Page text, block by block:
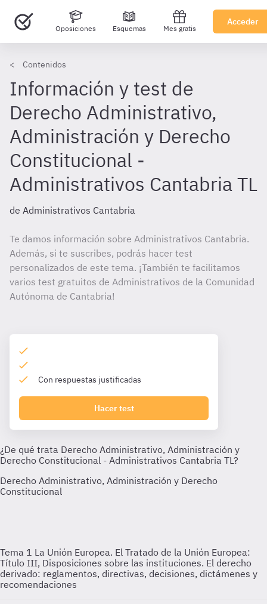
Oposiciones Esquemas Mes gratis
Acceder
Contenidos
Información y test de
Derecho Administrativo,
Administración y Derecho
Constitucional -
Administrativos Cantabria TL
de Administrativos Cantabria
Te damos información sobre Administrativos Cantabria.
Además, si te suscribes, podrás hacer test
personalizados de este tema. ¡También te facilitamos
varios test gratuitos de Administrativos de la Comunidad
Autónoma de Cantabria!
Con respuestas justificadas
Hacer test
Tema 1 La Unión Europea. El Tratado de la Unión Europea:
Título III, Disposiciones sobre las instituciones. El derecho
derivado: reglamentos, directivas, decisiones, dictámenes y
recomendaciones